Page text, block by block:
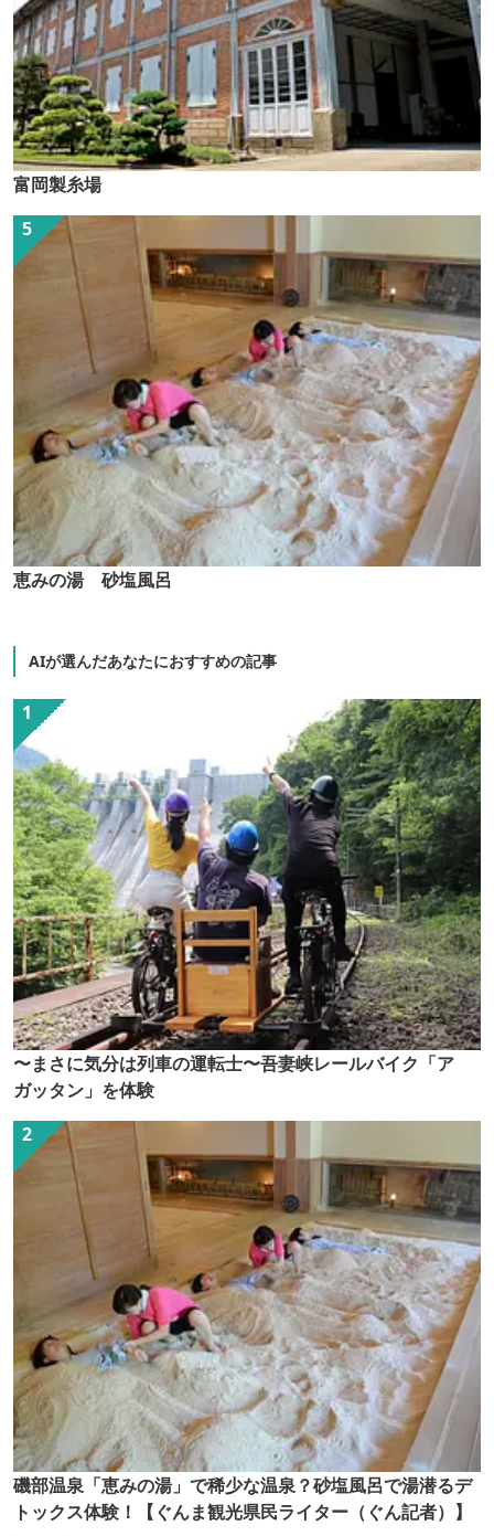
富岡製糸場
恵みの湯 砂塩風呂
AIが選んだあなたにおすすめの記事
〜まさに気分は列車の運転士〜吾妻峡レールバイク「ア
ガッタン」を体験
磯部温泉「恵みの湯」で稀少な温泉？砂塩風呂で湯潜るデ
トックス体験！【ぐんま観光県民ライター（ぐん記者）】